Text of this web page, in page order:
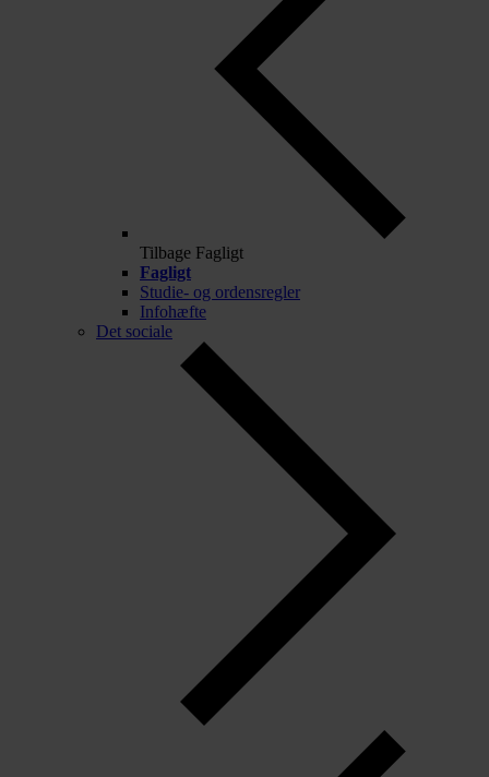
Tilbage Fagligt
Fagligt
Studie- og ordensregler
Infohæfte
Det sociale